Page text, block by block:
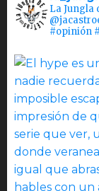
La Jungla
#opinión